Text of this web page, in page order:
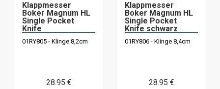
Klappmesser
Boker Magnum HL
Single Pocket
Knife
01RY805 - Klinge 8,2cm
28.95 €
Klappmesser
Boker Magnum HL
Single Pocket
Knife schwarz
01RY806 - Klinge 8,4cm
28.95 €